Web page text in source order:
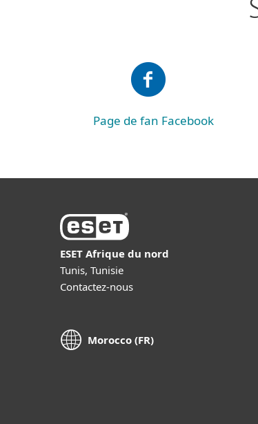
Page de fan Facebook
ESET Afrique du nord
Tunis, Tunisie
Contactez-nous
Morocco (FR)